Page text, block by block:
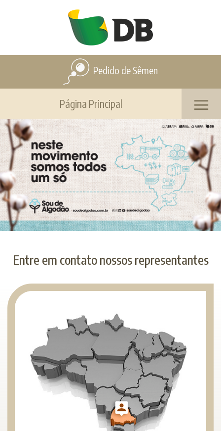
Pedido de Sêmen
Página Principal
Entre em contato nossos representantes